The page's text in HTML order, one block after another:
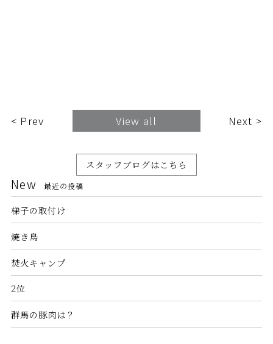
< Prev View all Next >
スタッフブログはこちら
New 最近の投稿
梯子の取付け
焼き鳥
焚火キャンプ
2位
群馬の豚肉は？